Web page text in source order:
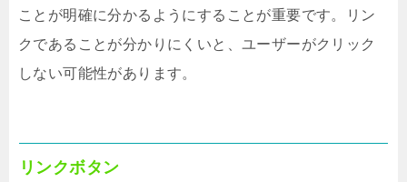
ことが明確に分かるようにすることが重要です。リン
クであることが分かりにくいと、ユーザーがクリック
しない可能性があります。
リンクボタン